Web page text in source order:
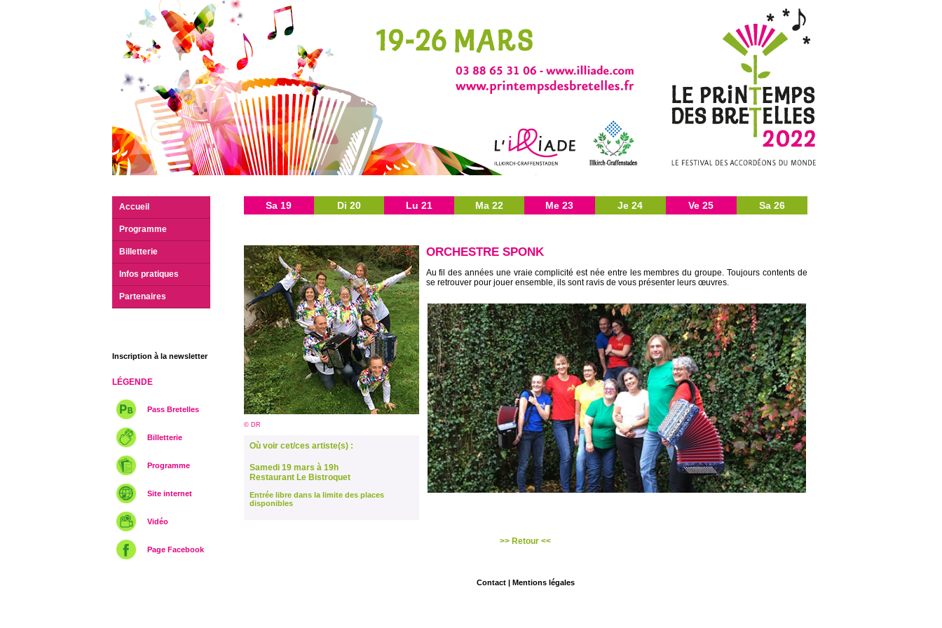
Accueil
Programme
Billetterie
Infos pratiques
Partenaires
Inscription à la newsletter
LÉGENDE
Pass Bretelles
Billetterie
Programme
Site internet
Vidéo
Page Facebook
Sa 19 Di 20 Lu 21 Ma 22 Me 23 Je 24 Ve 25 Sa 26
© DR
Où voir cet/ces artiste(s) :
Samedi 19 mars à 19h
Restaurant Le Bistroquet
Entrée libre dans la limite des places
disponibles
ORCHESTRE SPONK
Au fil des années une vraie complicité est née entre les membres du groupe. Toujours contents de
se retrouver pour jouer ensemble, ils sont ravis de vous présenter leurs œuvres.
>> Retour <<
Contact| Mentions légales